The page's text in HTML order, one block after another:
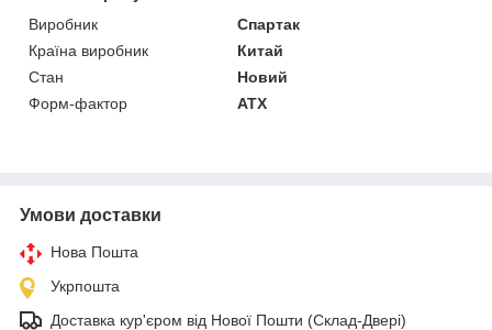
Виробник
Спартак
Країна виробник
Китай
Стан
Новий
Форм-фактор
ATX
Умови доставки
Нова Пошта
Укрпошта
Доставка кур'єром від Нової Пошти (Склад-Двері)